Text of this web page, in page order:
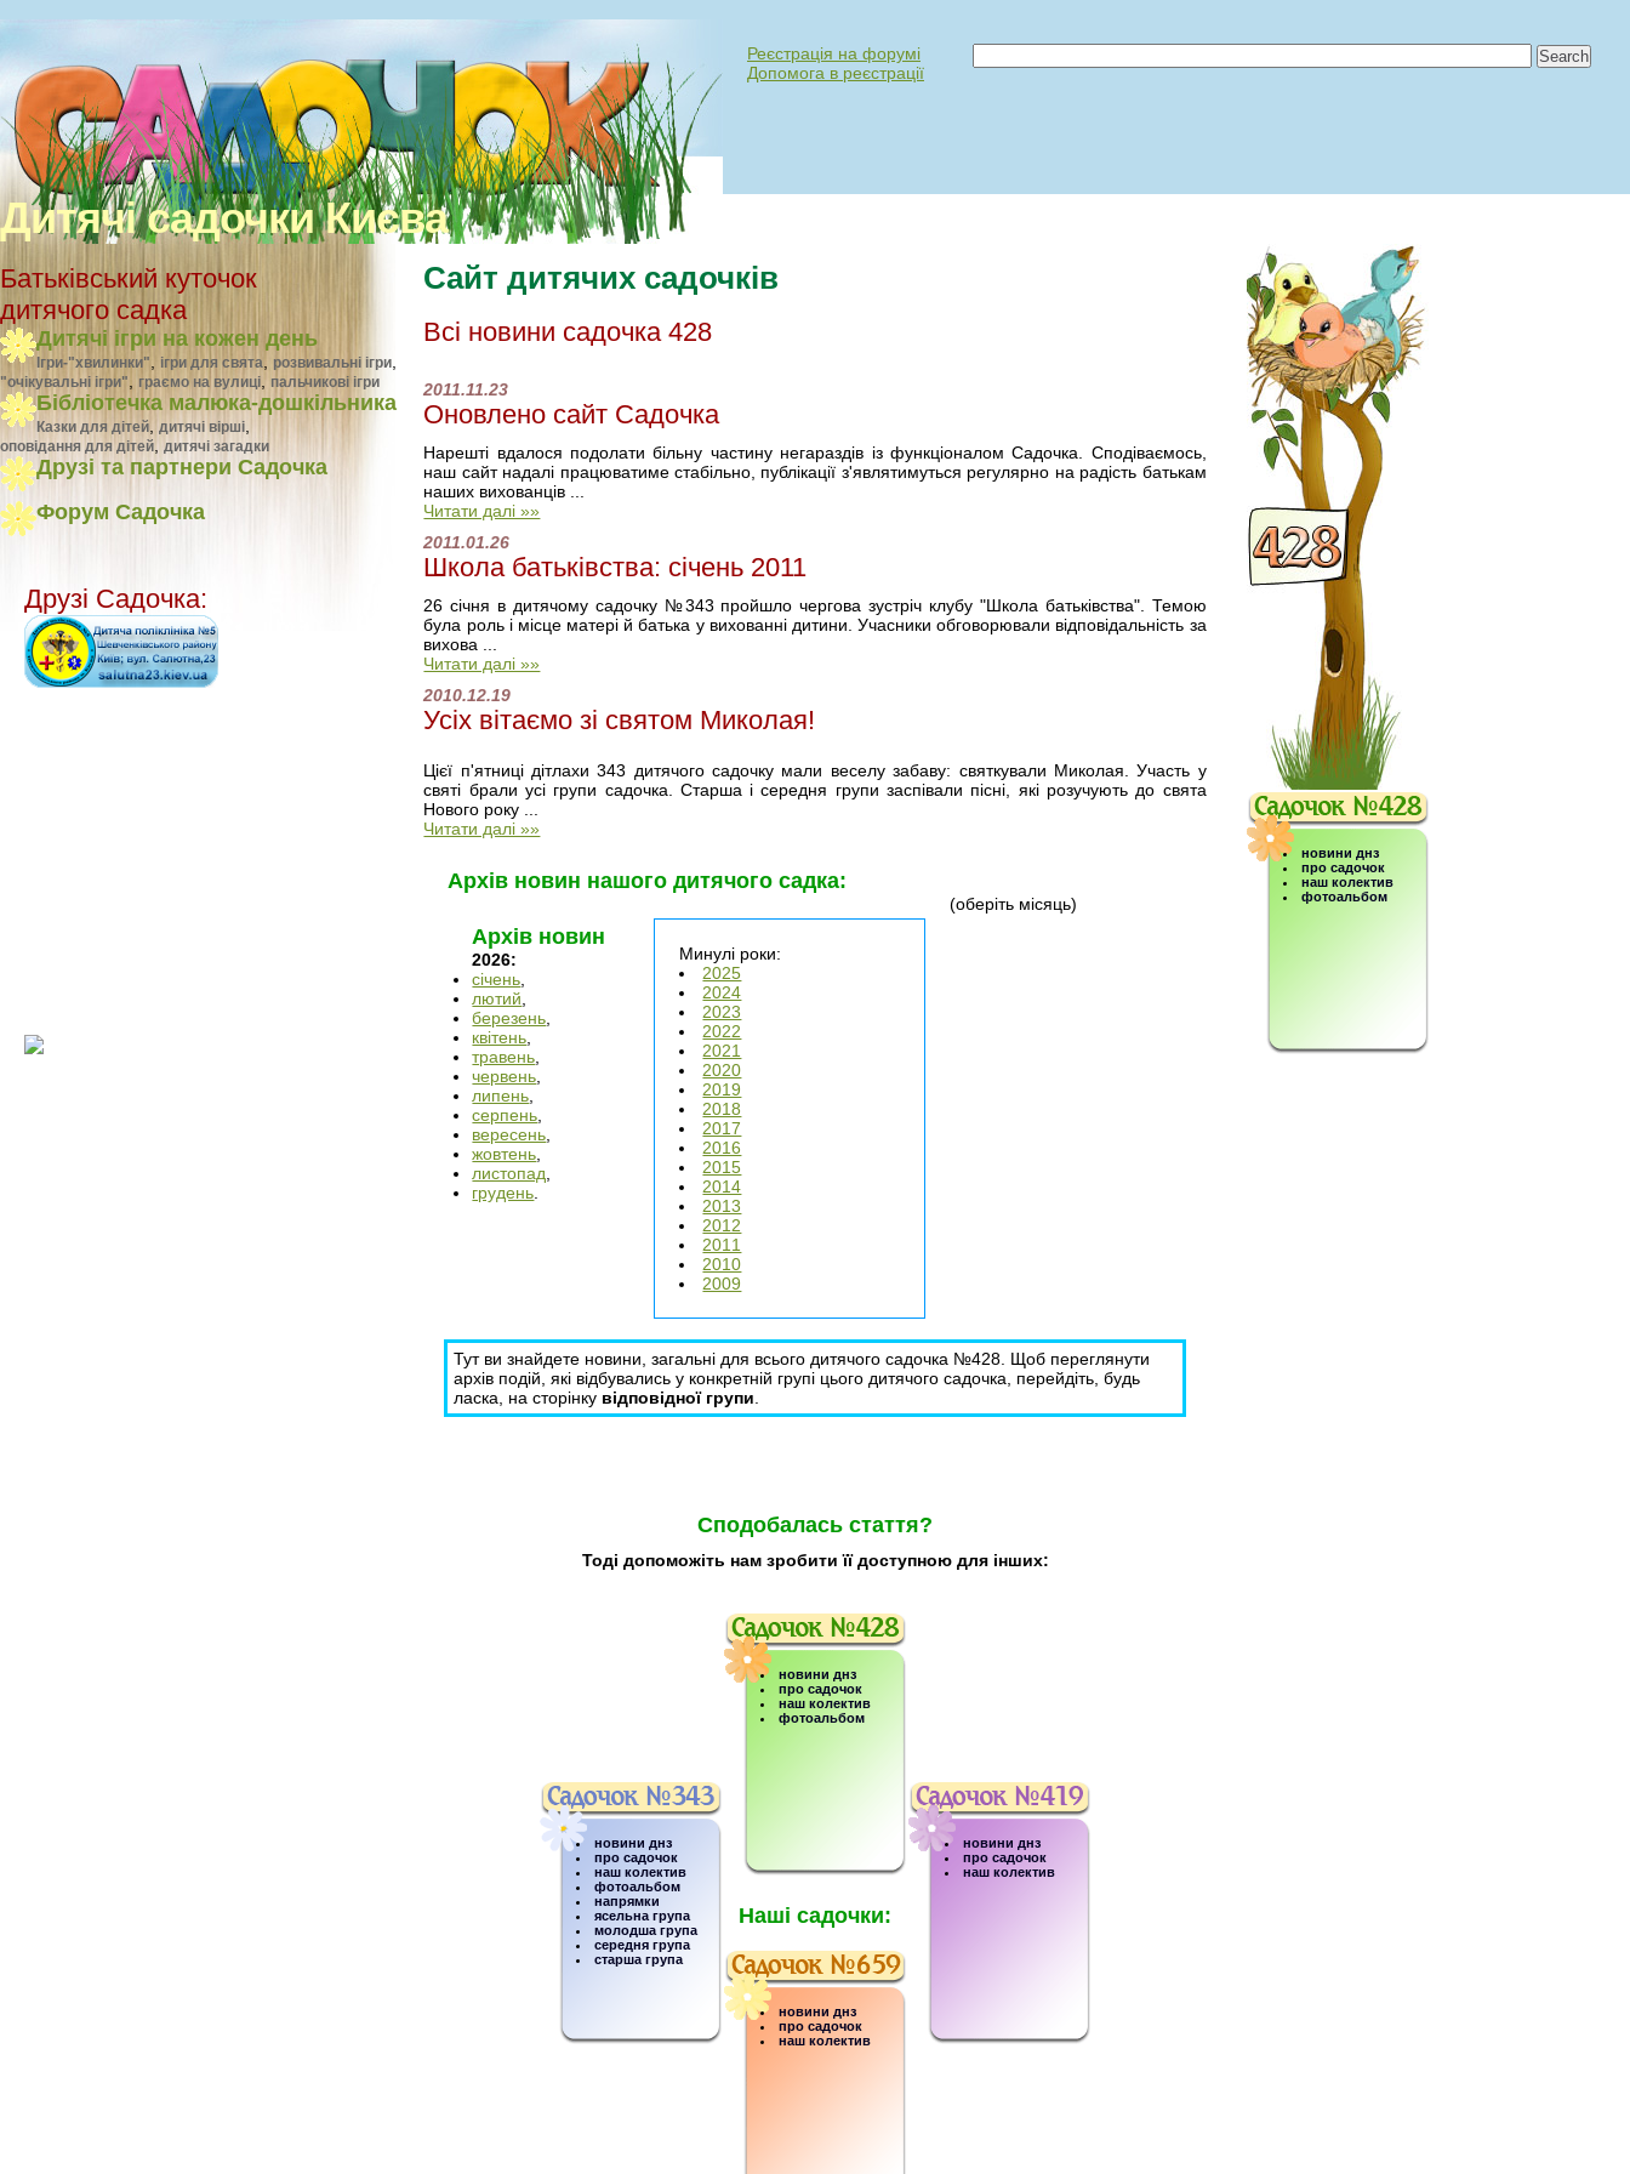
Дитячі садочки Києва
Реєстрація на форумі
Допомога в реєстрації
Батьківський куточок
дитячого садка
Дитячі ігри на кожен день
Ігри-"хвилинки" ігри для свята розвивальні ігри
"очікувальні ігри" граємо на вулиці пальчикові ігри
Бібліотечка малюка-дошкільника
Казки для дітей дитячі вірші
оповідання для дітей дитячі загадки
Друзі та партнери Садочка
Форум Садочка
Друзі Садочка:
Сайт дитячих садочків
Всі новини садочка 428
2011.11.23
Оновлено сайт Садочка
Нарештi вдалося подолати бiльну частину негараздiв iз функцiоналом Садочка. Сподiваємось,
наш сайт надалi працюватиме стабiльно, публiкації з'являтимуться регулярно на радiсть батькам
наших вихованцiв ...
Читати далі »»
2011.01.26
Школа батьківства: січень 2011
26 січня в дитячому садочку №343 пройшло чергова зустріч клубу "Школа батьківства". Темою
була роль і місце матері й батька у вихованні дитини. Учасники обговорювали відповідальність за
вихова ...
Читати далі »»
2010.12.19
Усіх вітаємо зі святом Миколая!
Цієї п'ятниці дітлахи 343 дитячого садочку мали веселу забаву: святкували Миколая. Участь у
святі брали усі групи садочка. Старша і середня групи заспівали пісні, які розучують до свята
Нового року ...
Читати далі »»
Архів новин нашого дитячого садка:
(оберіть місяць)
Архів новин
2026:
січень,
лютий,
березень,
квітень,
травень,
червень,
липень,
серпень,
вересень,
жовтень,
листопад,
грудень.
Минулі роки:
2025
2024
2023
2022
2021
2020
2019
2018
2017
2016
2015
2014
2013
2012
2011
2010
2009
Тут ви знайдете новини, загальні для всього дитячого садочка №428. Щоб переглянути
архів подій, які відбувались у конкретній групі цього дитячого садочка, перейдіть, будь
ласка, на сторінку відповідної групи.
новини днз
про садочок
наш колектив
фотоальбом
Сподобалась стаття?
Тоді допоможіть нам зробити її доступною для інших:
новини днз
про садочок
наш колектив
фотоальбом
напрямки
ясельна група
молодша група
середня група
старша група
новини днз
про садочок
наш колектив
фотоальбом
Наші садочки:
новини днз
про садочок
наш колектив
новини днз
про садочок
наш колектив